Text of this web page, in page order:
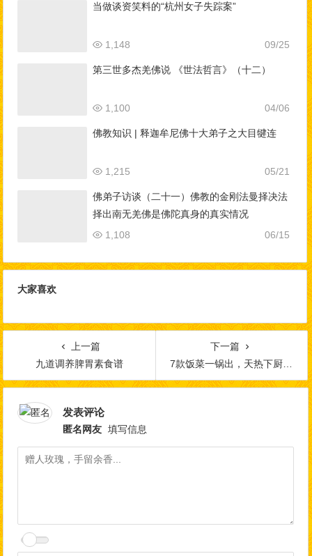
当做谈资笑料的“杭州女子失踪案”
09/25
1,148
第三世多杰羌佛说 《世法哲言》（十二）
04/06
1,100
佛教知识 | 释迦牟尼佛十大弟子之大目犍连
05/21
1,215
佛弟子访谈（二十一）佛教的金刚法曼择决法
择出南无羌佛是佛陀真身的真实情况
06/15
1,108
大家喜欢
上一篇
九道调养脾胃素食谱
下一篇
7款饭菜一锅出，天热下厨贼省心
发表评论
匿名网友 填写信息